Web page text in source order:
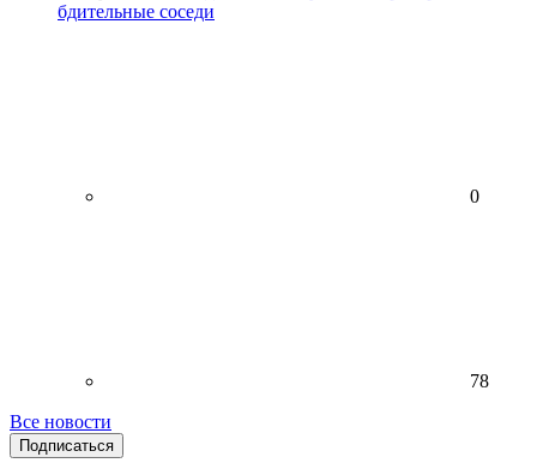
бдительные соседи
0
78
Все новости
Подписаться